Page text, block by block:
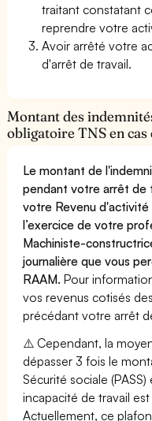
traitant constatant
reprendre votre
Avoir arrêté votre
d'arrêt de travail.
Montant des
obligatoire TNS en cas
Le montant de
pendant votre arrêt de
votre Revenu d'activité
l’exercice de votre
Machiniste-
journalière que vous
RAAM. Pour
vos revenus cotisés
précédant votre arrêt
⚠️ Cependant, la
dépasser 3 fois le
Sécurité sociale
incapacité de travail
Actuellement, ce